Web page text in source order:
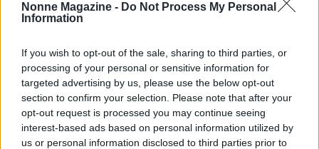
Nonne Magazine - Do Not Process My Personal
Information
If you wish to opt-out of the sale, sharing to third parties, or
processing of your personal or sensitive information for
targeted advertising by us, please use the below opt-out
section to confirm your selection. Please note that after your
opt-out request is processed you may continue seeing
interest-based ads based on personal information utilized by
us or personal information disclosed to third parties prior to